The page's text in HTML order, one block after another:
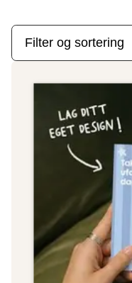
Filter og sortering